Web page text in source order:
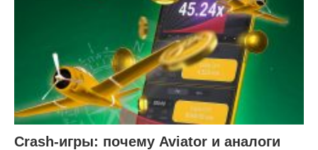
Crash-игры: почему Aviator и аналоги